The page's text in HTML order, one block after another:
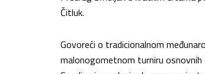
Čitluk.
Govoreći o tradicionalnom
malonogometnom turniru osnovnih